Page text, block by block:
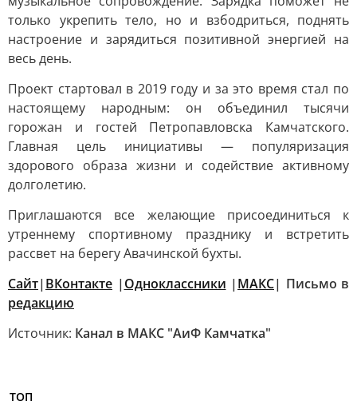
только укрепить тело, но и взбодриться, поднять
настроение и зарядиться позитивной энергией на
весь день.
Проект стартовал в 2019 году и за это время стал по
настоящему народным: он объединил тысячи
горожан и гостей Петропавловска Камчатского.
Главная цель инициативы — популяризация
здорового образа жизни и содействие активному
долголетию.
Приглашаются все желающие присоединиться к
утреннему спортивному празднику и встретить
рассвет на берегу Авачинской бухты.
Сайт| ВКонтакте | Одноклассники | MАКС| Письмо в
редакцию
Источник: Канал в МАКС "АиФ Камчатка"
ТОП